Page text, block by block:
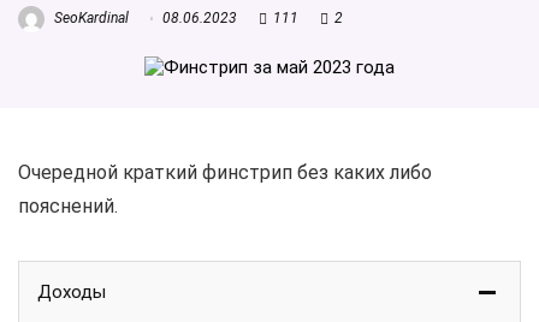
SeoKardinal 08.06.2023 111 2
Очередной краткий финстрип без каких либо
пояснений.
Доходы